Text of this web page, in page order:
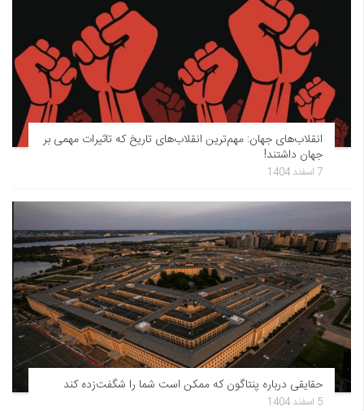
انقلاب‌های جهان: مهم‌ترین انقلاب‌های تاریخ که تاثیرات مهمی بر
جهان داشتند!
7 اسفند 1404
حقایقی درباره پنتاگون که ممکن است شما را شگفت‌زده کند
5 اسفند 1404